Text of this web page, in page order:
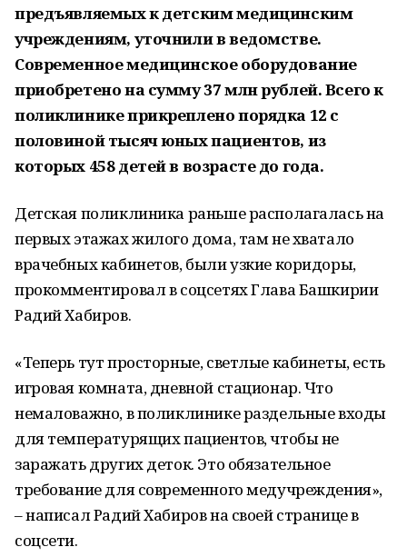
предъявляемых к детским медицинским
учреждениям, уточнили в ведомстве.
Современное медицинское оборудование
приобретено на сумму 37 млн рублей. Всего к
поликлинике прикреплено порядка 12 с
половиной тысяч юных пациентов, из
которых 458 детей в возрасте до года.
Детская поликлиника раньше располагалась на
первых этажах жилого дома, там не хватало
врачебных кабинетов, были узкие коридоры,
прокомментировал в соцсетях Глава Башкирии
Радий Хабиров.
«Теперь тут просторные, светлые кабинеты, есть
игровая комната, дневной стационар. Что
немаловажно, в поликлинике раздельные входы
для температурящих пациентов, чтобы не
заражать других деток. Это обязательное
требование для современного медучреждения»,
‒ написал Радий Хабиров на своей странице в
соцсети.